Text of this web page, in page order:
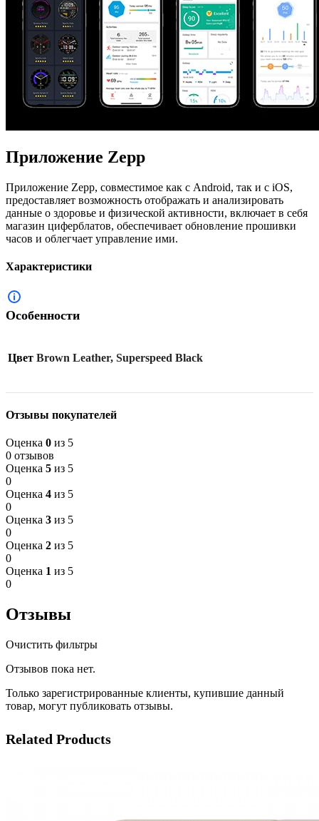
Приложение Zepp
Приложение Zepp, совместимое как с Android, так и с iOS,
предоставляет возможность отображать и анализировать
данные о здоровье и физической активности, включает в себя
магазин циферблатов, обеспечивает обновление прошивки
часов и облегчает управление ими.
Характеристики
Особенности
Цвет Brown Leather, Superspeed Black
Отзывы покупателей
Оценка 0 из 5
0 отзывов
Оценка 5 из 5
0
Оценка 4 из 5
0
Оценка 3 из 5
0
Оценка 2 из 5
0
Оценка 1 из 5
0
Отзывы
Очистить фильтры
Отзывов пока нет.
Только зарегистрированные клиенты, купившие данный
товар, могут публиковать отзывы.
Related Products